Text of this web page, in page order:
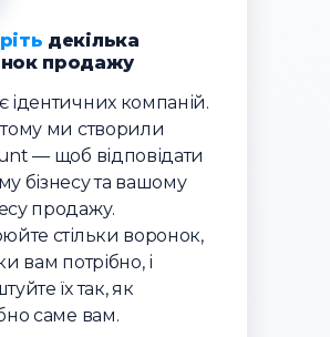
декілька
продажу
ідентичних компаній.
ми створили
— щоб відповідати
бізнесу та вашому
продажу.
стільки воронок,
вам потрібно, і
їх так, як
саме вам.